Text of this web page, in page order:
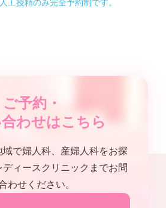
工授精のみ完全予約制です。
ご予約・
わせはこちら
で婦人科、産婦人科をお探
ディースクリニックまでお問
わせください。